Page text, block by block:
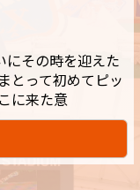
にその時を迎えた
とって初めてピッ
に来た意